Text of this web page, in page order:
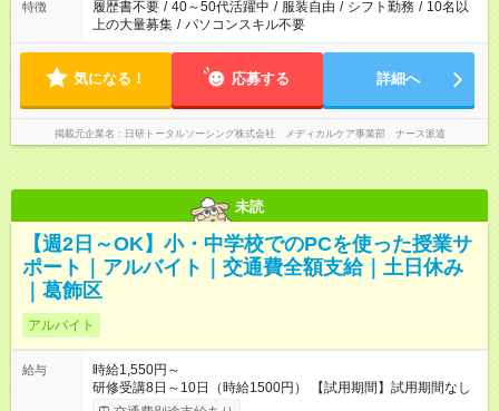
特徴 履歴書不要 / 40～50代活躍中 / 服装自由 / シフト勤務 / 10名以
上の大量募集 / パソコンスキル不要
気になる！ 応募する 詳細へ
掲載元企業名 日研トータルソーシング株式会社 メディカルケア事業部 ナース派遣
未読
【週2日～OK】小・中学校でのPCを使った授業サ
ポート｜アルバイト｜交通費全額支給｜土日休み
｜葛飾区
アルバイト
給与
時給1,550円～
研修受講8日～10日（時給1500円） 【試用期間】試用期間なし